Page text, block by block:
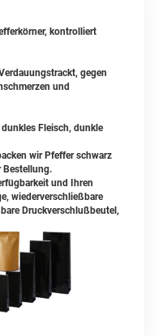
kontrolliert
gegen
und
Fleisch, dunkle
wir Pfeffer schwarz
Bestellung.
und Ihren
wiederverschließbare
Druckverschlußbeutel,